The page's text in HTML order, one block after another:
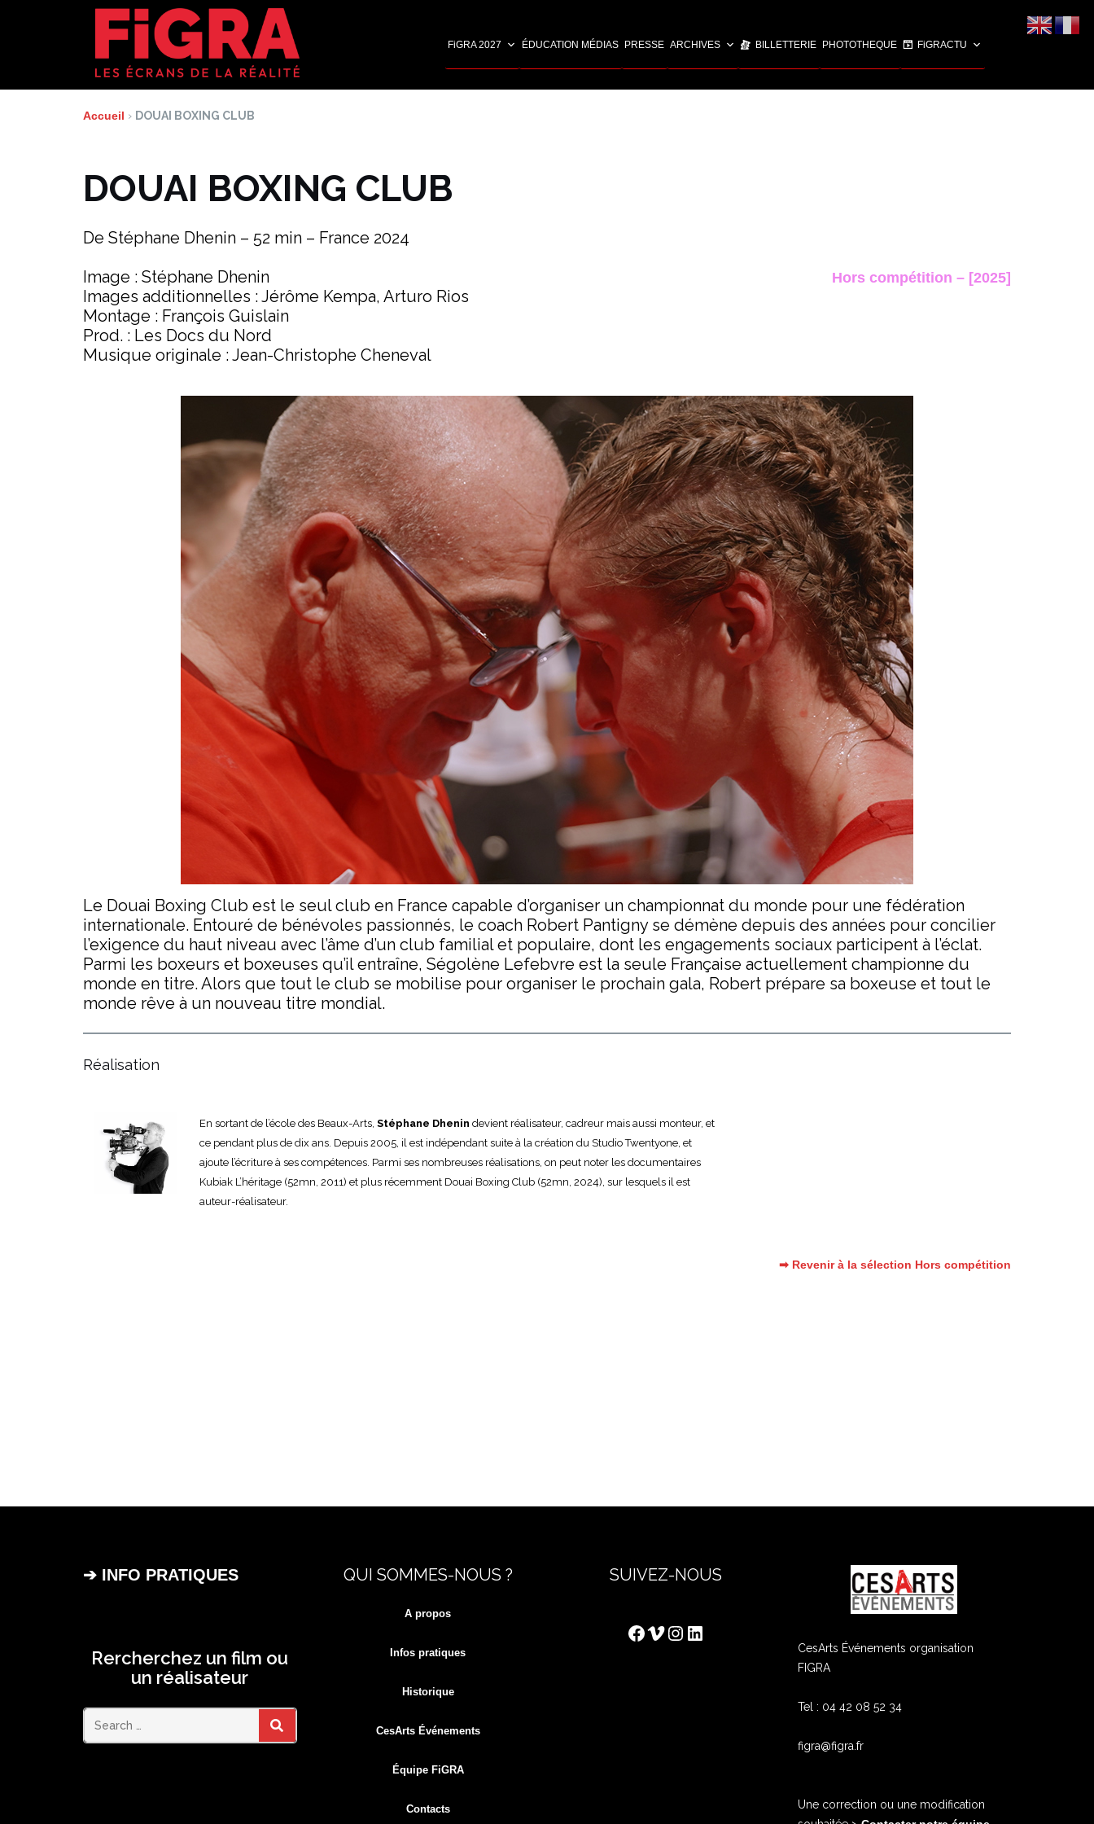
FiGRA 2027 ÉDUCATION MÉDIAS PRESSE ARCHIVES BILLETTERIE PHOTOTHEQUE FiGRACTU
Accueil › DOUAI BOXING CLUB
DOUAI BOXING CLUB
De Stéphane Dhenin – 52 min – France 2024
Image : Stéphane Dhenin
Images additionnelles : Jérôme Kempa, Arturo Rios
Montage : François Guislain
Prod. : Les Docs du Nord
Musique originale : Jean-Christophe Cheneval
Hors compétition – [2025]
Le Douai Boxing Club est le seul club en France capable d’organiser un championnat du monde pour une fédération
internationale. Entouré de bénévoles passionnés, le coach Robert Pantigny se démène depuis des années pour concilier
l’exigence du haut niveau avec l’âme d’un club familial et populaire, dont les engagements sociaux participent à l’éclat.
Parmi les boxeurs et boxeuses qu’il entraîne, Ségolène Lefebvre est la seule Française actuellement championne du
monde en titre. Alors que tout le club se mobilise pour organiser le prochain gala, Robert prépare sa boxeuse et tout le
monde rêve à un nouveau titre mondial.
Réalisation
En sortant de l’école des Beaux-Arts, Stéphane Dhenin devient réalisateur, cadreur mais aussi monteur, et
ce pendant plus de dix ans. Depuis 2005, il est indépendant suite à la création du Studio Twentyone, et
ajoute l’écriture à ses compétences. Parmi ses nombreuses réalisations, on peut noter les documentaires
Kubiak L’héritage (52mn, 2011) et plus récemment Douai Boxing Club (52mn, 2024), sur lesquels il est
auteur-réalisateur.
➡ Revenir à la sélection Hors compétition
➔ INFO PRATIQUES
Rercherchez un film ou
un réalisateur
Search SEARCH
QUI SOMMES-NOUS ?
A propos
Infos pratiques
Historique
CesArts Événements
Équipe FiGRA
Contacts
SUIVEZ-NOUS
Facebook
Vimeo
Instagram
LinkedIn
CesArts Événements organisation
FIGRA
Tel : 04 42 08 52 34
figra@figra.fr
Une correction ou une modification